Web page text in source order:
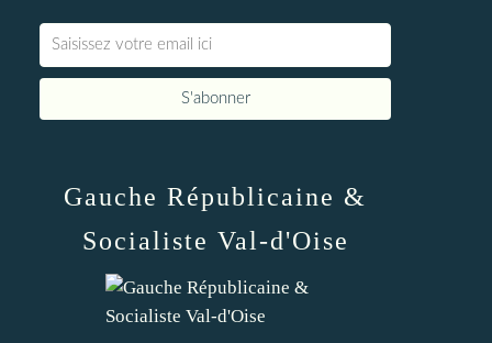
Gauche Républicaine &
Socialiste Val-d'Oise